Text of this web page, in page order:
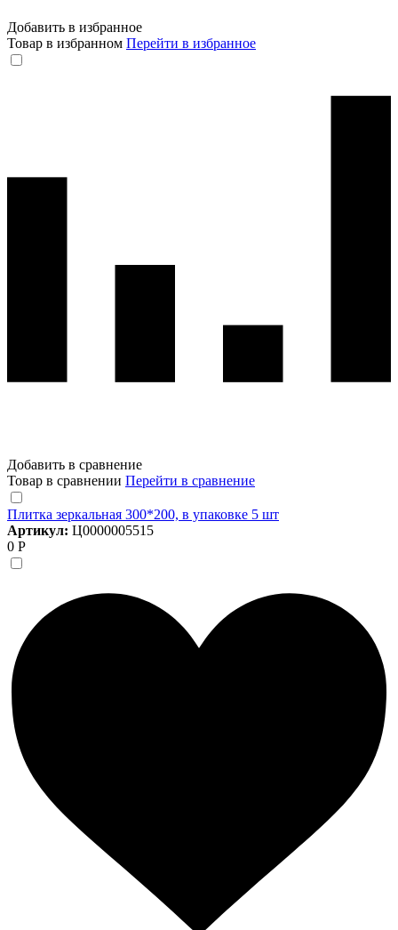
Добавить в избранное
Товар в избранном Перейти в избранное
Добавить в сравнение
Товар в сравнении Перейти в сравнение
Плитка зеркальная 300*200, в упаковке 5 шт
Артикул: Ц0000005515
0 Р